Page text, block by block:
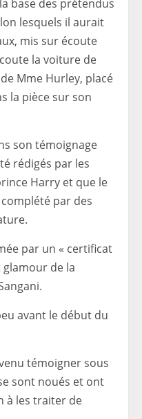
base des prétendus
lesquels il aurait
mis sur écoute
la voiture de
Mme Hurley, placé
la pièce sur son
son témoignage
rédigés par les
Harry et que le
par des
par un « certificat
glamour de la
avant le début du
témoigner sous
sont noués et ont
à les traiter de